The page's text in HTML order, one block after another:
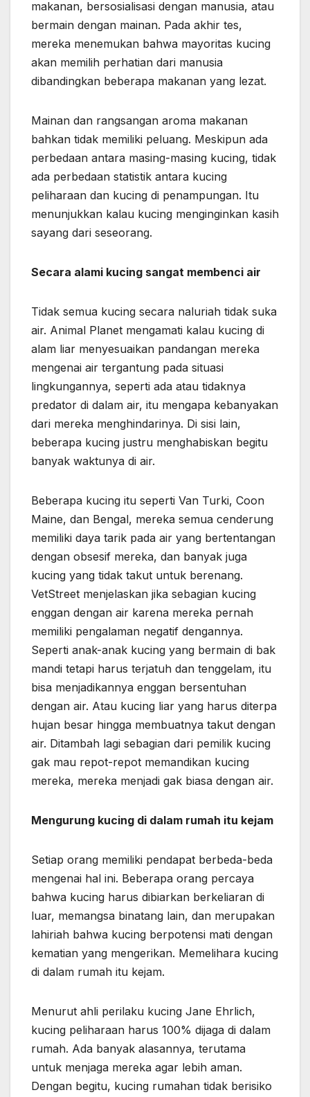
makanan, bersosialisasi dengan manusia, atau
bermain dengan mainan. Pada akhir tes,
mereka menemukan bahwa mayoritas kucing
akan memilih perhatian dari manusia
dibandingkan beberapa makanan yang lezat.
Mainan dan rangsangan aroma makanan
bahkan tidak memiliki peluang. Meskipun ada
perbedaan antara masing-masing kucing, tidak
ada perbedaan statistik antara kucing
peliharaan dan kucing di penampungan. Itu
menunjukkan kalau kucing menginginkan kasih
sayang dari seseorang.
Secara alami kucing sangat membenci air
Tidak semua kucing secara naluriah tidak suka
air. Animal Planet mengamati kalau kucing di
alam liar menyesuaikan pandangan mereka
mengenai air tergantung pada situasi
lingkungannya, seperti ada atau tidaknya
predator di dalam air, itu mengapa kebanyakan
dari mereka menghindarinya. Di sisi lain,
beberapa kucing justru menghabiskan begitu
banyak waktunya di air.
Beberapa kucing itu seperti Van Turki, Coon
Maine, dan Bengal, mereka semua cenderung
memiliki daya tarik pada air yang bertentangan
dengan obsesif mereka, dan banyak juga
kucing yang tidak takut untuk berenang.
VetStreet menjelaskan jika sebagian kucing
enggan dengan air karena mereka pernah
memiliki pengalaman negatif dengannya.
Seperti anak-anak kucing yang bermain di bak
mandi tetapi harus terjatuh dan tenggelam, itu
bisa menjadikannya enggan bersentuhan
dengan air. Atau kucing liar yang harus diterpa
hujan besar hingga membuatnya takut dengan
air. Ditambah lagi sebagian dari pemilik kucing
gak mau repot-repot memandikan kucing
mereka, mereka menjadi gak biasa dengan air.
Mengurung kucing di dalam rumah itu kejam
Setiap orang memiliki pendapat berbeda-beda
mengenai hal ini. Beberapa orang percaya
bahwa kucing harus dibiarkan berkeliaran di
luar, memangsa binatang lain, dan merupakan
lahiriah bahwa kucing berpotensi mati dengan
kematian yang mengerikan. Memelihara kucing
di dalam rumah itu kejam.
Menurut ahli perilaku kucing Jane Ehrlich,
kucing peliharaan harus 100% dijaga di dalam
rumah. Ada banyak alasannya, terutama
untuk menjaga mereka agar lebih aman.
Dengan begitu, kucing rumahan tidak berisiko